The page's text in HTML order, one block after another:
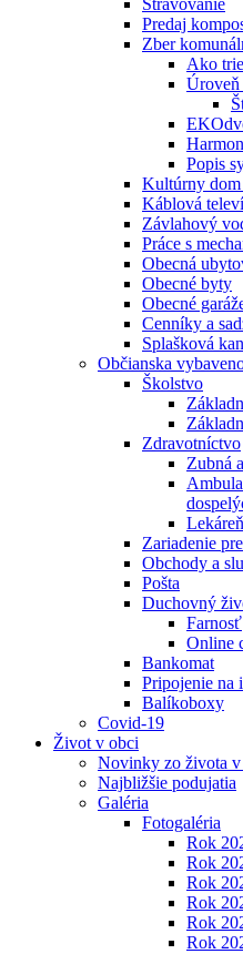
Stravovanie
Predaj
Zber
Ako
Úroveň
Popis
Kultúrny dom
Káblová
Závlahový
Práce s
Obecná
Obecné byty
Obecné
Cenníky a
Splašková
Občianska
Školstvo
Zdravotníctvo
Zubná
Lekáreň
Zariadenie
Obchody a
Pošta
Duchovný
Farnosť
Online
Bankomat
Pripojenie na
Balíkoboxy
Covid-19
Život v obci
Novinky zo života v
Najbližšie podujatia
Galéria
Fotogaléria
Rok
Rok
Rok
Rok
Rok
Rok